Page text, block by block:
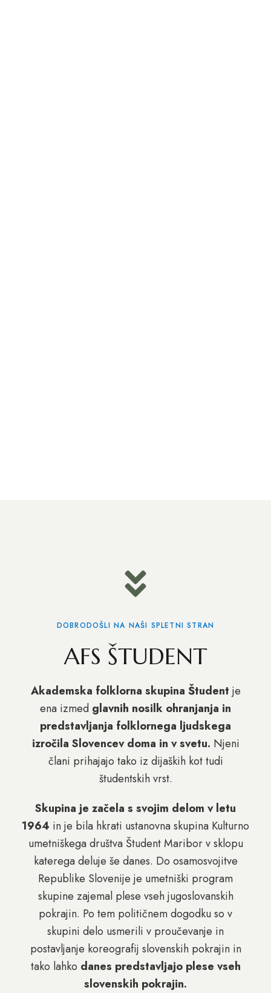
DOBRODOŠLI NA NAŠI SPLETNI STRAN
AFS ŠTUDENT
Akademska folklorna skupina Študent je
ena izmed glavnih nosilk ohranjanja in
predstavljanja folklornega ljudskega
izročila Slovencev doma in v svetu. Njeni
člani prihajajo tako iz dijaških kot tudi
študentskih vrst.
Skupina je začela s svojim delom v letu
1964 in je bila hkrati ustanovna skupina Kulturno
umetniškega društva Študent Maribor v sklopu
katerega deluje še danes. Do osamosvojitve
Republike Slovenije je umetniški program
skupine zajemal plese vseh jugoslovanskih
pokrajin. Po tem političnem dogodku so v
skupini delo usmerili v proučevanje in
postavljanje koreografij slovenskih pokrajin in
tako lahko danes predstavljajo plese vseh
slovenskih pokrajin.